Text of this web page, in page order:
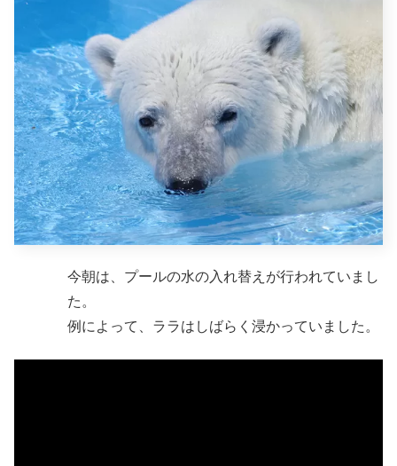
今朝は、プールの水の入れ替えが行われていまし
た。
例によって、ララはしばらく浸かっていました。